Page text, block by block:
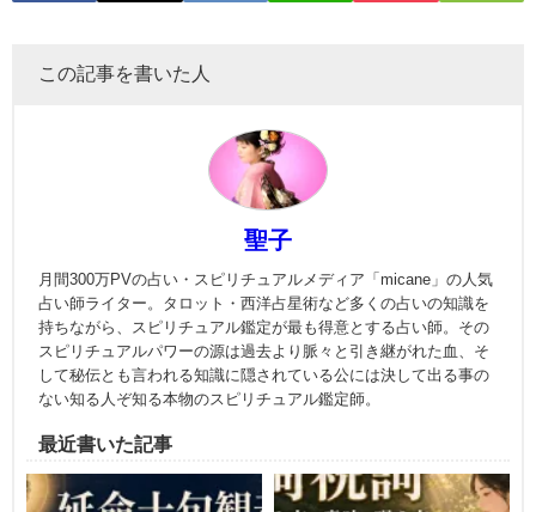
この記事を書いた人
聖子
月間300万PVの占い・スピリチュアルメディア「micane」の人気
占い師ライター。タロット・西洋占星術など多くの占いの知識を
持ちながら、スピリチュアル鑑定が最も得意とする占い師。その
スピリチュアルパワーの源は過去より脈々と引き継がれた血、そ
して秘伝とも言われる知識に隠されている公には決して出る事の
ない知る人ぞ知る本物のスピリチュアル鑑定師。
最近書いた記事